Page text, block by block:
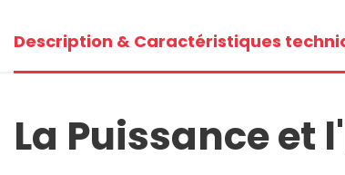
Description & Caractéristiques
La Puissance et